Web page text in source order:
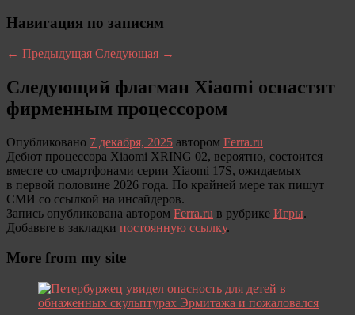
Навигация по записям
← Предыдущая Следующая →
Следующий флагман Xiaomi оснастят
фирменным процессором
Опубликовано 7 декабря, 2025 автором Ferra.ru
Дебют процессора Xiaomi XRING 02, вероятно, состоится
вместе со смартфонами серии Xiaomi 17S, ожидаемых
в первой половине 2026 года. По крайней мере так пишут
СМИ со ссылкой на инсайдеров.
Запись опубликована автором Ferra.ru в рубрике Игры.
Добавьте в закладки постоянную ссылку.
More from my site